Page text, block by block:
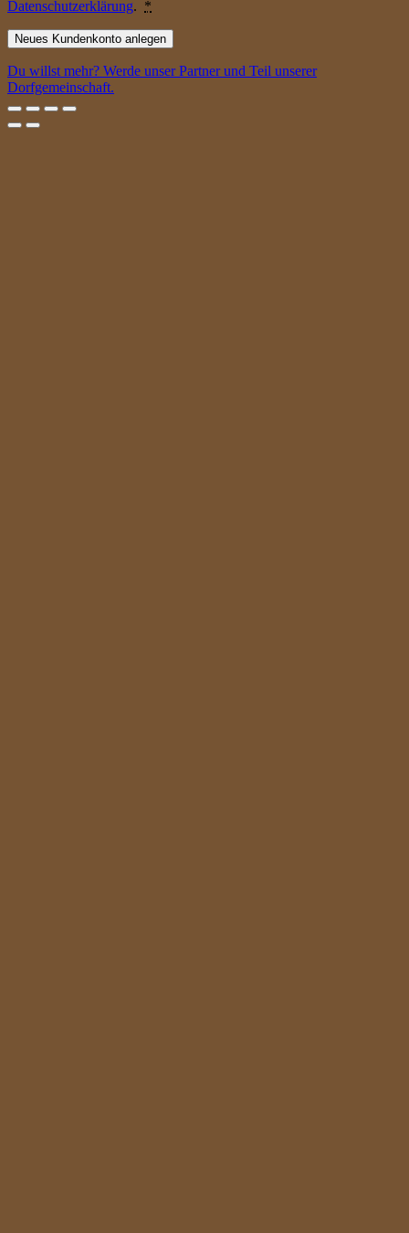
Datenschutzerklärung. *
Neues Kundenkonto anlegen
Du willst mehr? Werde unser Partner und Teil unserer
Dorfgemeinschaft.